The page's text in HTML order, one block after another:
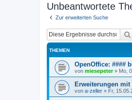
Unbeantwortete
Zur erweiterten Suche
THEMEN
OpenOffice: ####
von miesepeter» Mo,
Erweiterungen mit
von a-zeller » Fr,